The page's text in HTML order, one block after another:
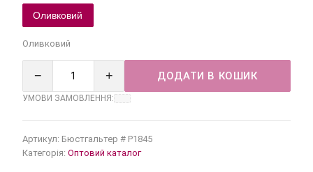
Оливковий
Оливковий
− + ДОДАТИ В КОШИК
УМОВИ ЗАМОВЛЕННЯ:
Артикул: Бюстгальтер # Р1845
Категорія: Оптовий каталог